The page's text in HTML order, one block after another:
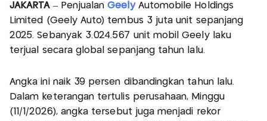
JAKARTA– PenjualanGeely Automobile Holdings
Limited (Geely Auto) tembus 3 juta unit sepanjang
2025. Sebanyak 3.024.567 unit mobil Geely laku
terjual secara global sepanjang tahun lalu.
Angka ini naik 39 persen dibandingkan tahun lalu.
Dalam keterangan tertulis perusahaan, Minggu
(11/1/2026), angka tersebut juga menjadi rekor